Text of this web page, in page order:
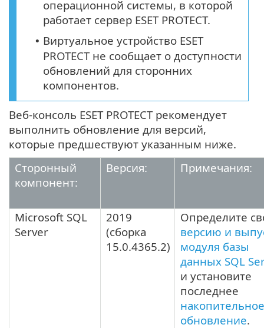
операционной системы, в которой
работает сервер ESET PROTECT.
• Виртуальное устройство ESET
PROTECT не сообщает о доступности
обновлений для сторонних
компонентов.
Веб-консоль ESET PROTECT рекомендует
выполнить обновление для версий,
которые предшествуют указанным ниже.
Сторонный
компонент:
Версия: Примечания:
Microsoft SQL
Server
2019
(сборка
15.0.4365.2)
Определите
версию и
модуля базы
данных SQL
и установите
последнее
накопительное
обновление.